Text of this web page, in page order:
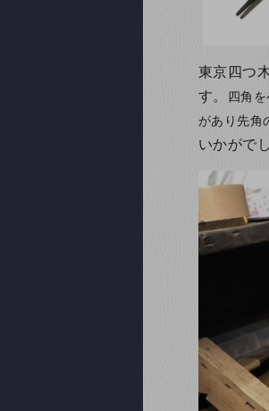
東京四つ
す。
四角
があり先角
いかがで